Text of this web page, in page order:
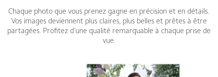
Chaque photo que vous prenez gagne en précision et en détails.
Vos images deviennent plus claires, plus belles et prêtes à être
partagées. Profitez d’une qualité remarquable à chaque prise de
vue.